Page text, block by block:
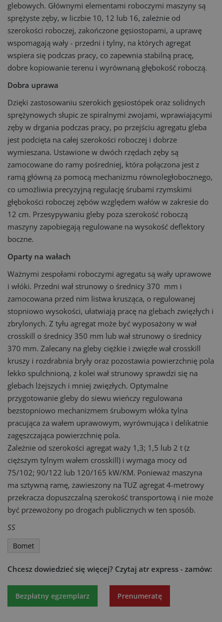
glebowych. Głównymi elementami roboczymi maszyny są
sprężyste zęby, w liczbie 10, 12 lub 16, zależnie od
szerokości roboczej, zakończone gęsiostopami, a uprawę
wspomagają wały - przedni i tylny, na których agregat
wspiera się podczas pracy, co zapewnia stabilną pracę,
dobre kopiowanie terenu i wyrównaną głębokość roboczą.
Dobra uprawa
Dzięki zastosowaniu szerokich gęsiostópek oraz solidnych
sprężynowych słupic ze spiralnymi zwojami, wprawiającymi
zęby w drgania podczas pracy, po przejściu agregatu gleba
jest podcięta na całej szerokości roboczej i dobrze
wymieszana. Ustawione w dwóch rzędach zęby są
zamocowane do ramy pośredniej, która połączona jest z
ramą główną za pomocą mechanizmu równoległobocznego,
co umożliwia precyzyjną regulację śrubami rzymskimi
głębokości roboczej zębów względem wałów w zakresie do
12 cm. Przesypywaniu gleby poza szerokość roboczą
maszyny zapobiegają regulowane na wysokość deflektory
boczne.
Oparty na wałach
Ważnymi zespołami roboczymi agregatu są wały uprawowe
i włóki. Przedni wał strunowy o średnicy 370 mm i
zamocowana przed nim listwa krusząca, o regulowanej
stopniowo wysokości, ułatwiają pracę na glebach zwięzłych i
zbrylonych. Z tyłu agregat może być wyposażony w wał
crosskill o średnicy 350 mm lub wał strunowy o średnicy
370 mm. Zalecany na gleby ciężkie i zwięzłe wał crosskill
kruszy i rozdrabnia bryły oraz pozostawia powierzchnię pola
lekko spulchnioną, z kolei wał strunowy sprawdzi się na
glebach lżejszych i mniej zwięzłych. Optymalne
przygotowanie gleby do siewu wieńczy regulowana
bezstopniowo mechanizmem śrubowym włóka tylna
pracująca za wałem uprawowym, wyrównująca i delikatnie
zagęszczająca powierzchnię pola.
Zależnie od szerokości agregat waży 1,3; 1,5 lub 2 t (z
cięższym tylnym wałem crosskill) i wymaga mocy od
75/102; 90/122 lub 120/165 kW/KM. Ponieważ maszyna
ma sztywną ramę, zawieszony na TUZ agregat 4-metrowy
przekracza dopuszczalną szerokość transportową i nie może
być przewożony po drogach publicznych w ten sposób.
SS
Bomet
Chcesz dowiedzieć się więcej? Czytaj atr express - zamów:
Bezpłatny egzemplarz Prenumeratę